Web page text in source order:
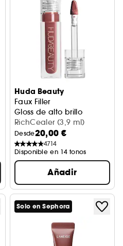
Huda Beauty
Faux Filler
Gloss de alto brillo
RichCealer (3,9 ml)
Desde20,00 €
4714
Disponible en 14 tonos
Añadir
Solo en Sephora